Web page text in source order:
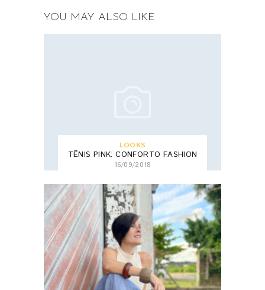
YOU MAY ALSO LIKE
LOOKS
TÊNIS PINK: CONFORTO FASHION
16/09/2018